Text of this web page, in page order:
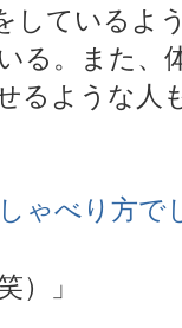
しているよ
る。また、
るような人
べり方で
）」